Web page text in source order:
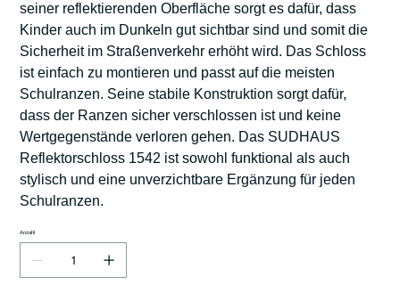
seiner reflektierenden Oberfläche sorgt es dafür, dass
Kinder auch im Dunkeln gut sichtbar sind und somit die
Sicherheit im Straßenverkehr erhöht wird. Das Schloss
ist einfach zu montieren und passt auf die meisten
Schulranzen. Seine stabile Konstruktion sorgt dafür,
dass der Ranzen sicher verschlossen ist und keine
Wertgegenstände verloren gehen. Das SUDHAUS
Reflektorschloss 1542 ist sowohl funktional als auch
stylisch und eine unverzichtbare Ergänzung für jeden
Schulranzen.
Anzahl